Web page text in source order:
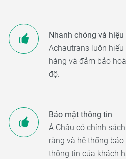
Nhanh chóng và hiệu
Achautrans luôn
hàng và đảm bảo
độ.
Bảo mật thông tin
Á Châu có chính
ràng và hệ thống
thông tin của khách